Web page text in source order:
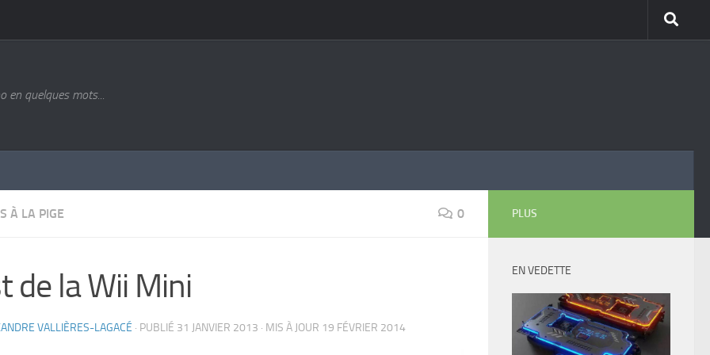
en quelques mots...
À LA PIGE 0
de la Wii Mini
VALLIÈRES-LAGACÉ · PUBLIÉ 31 JANVIER 2013 · MIS À JOUR 19 FÉVRIER 2014
PLUS
EN VEDETTE